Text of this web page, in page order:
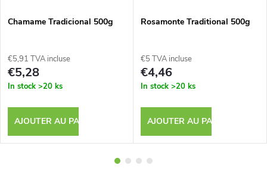
Chamame Tradicional 500g
€5,91 TVA incluse
€5,28
In stock >20 ks
AJOUTER AU PANIER
Rosamonte Traditional 500g
€5 TVA incluse
€4,46
In stock >20 ks
AJOUTER AU PANIER